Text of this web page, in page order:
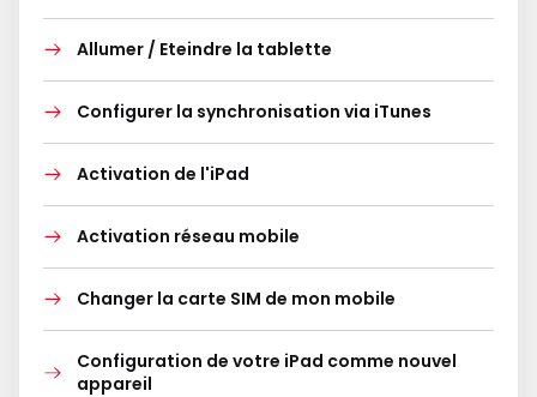
Allumer / Eteindre la tablette
Configurer la synchronisation via iTunes
Activation de l'iPad
Activation réseau mobile
Changer la carte SIM de mon mobile
Configuration de votre iPad comme nouvel
appareil